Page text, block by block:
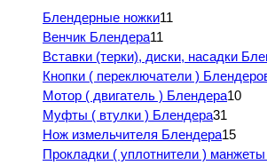
Блендерные ножки11
Венчик Блендера11
Вставки (терки), диски, насадки
Кнопки ( переключатели )
Мотор ( двигатель ) Блендера10
Муфты ( втулки ) Блендера31
Нож измельчителя Блендера15
Прокладки ( уплотнители )